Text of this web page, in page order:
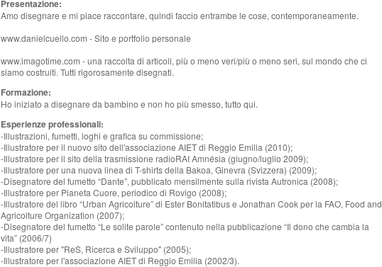
Presentazione:
Amo disegnare e mi piace raccontare, quindi faccio entrambe le cose, contemporaneamente.
www.danielcuello.com - Sito e portfolio personale
www.imagotime.com - una raccolta di articoli, più o meno veri/più o meno seri, sul mondo che ci
siamo costruiti. Tutti rigorosamente disegnati.
Formazione:
Ho iniziato a disegnare da bambino e non ho più smesso, tutto qui.
Esperienze professionali:
-Illustrazioni, fumetti, loghi e grafica su commissione;
-Illustratore per il nuovo sito dell'associazione AIET di Reggio Emilia (2010);
-Illustratore per il sito della trasmissione radioRAI Amnésia (giugno/luglio 2009);
-Illustratore per una nuova linea di T-shirts della Bakoa, Ginevra (Svizzera) (2009);
-Disegnatore del fumetto “Dante”, pubblicato mensilmente sulla rivista Autronica (2008);
-Illustratore per Pianeta Cuore, periodico di Rovigo (2008);
-Illustratore del libro “Urban Agricolture” di Ester Bonitatibus e Jonathan Cook per la FAO, Food and
Agricolture Organization (2007);
-Disegnatore del fumetto “Le solite parole” contenuto nella pubblicazione “Il dono che cambia la
vita” (2006/7)
-Illustratore per "ReS, Ricerca e Sviluppo" (2005);
-Illustratore per l'associazione AIET di Reggio Emilia (2002/3).